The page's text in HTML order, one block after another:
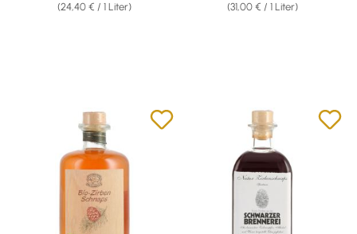
(24,40 € / 1 Liter) (31,00 € / 1 Liter)